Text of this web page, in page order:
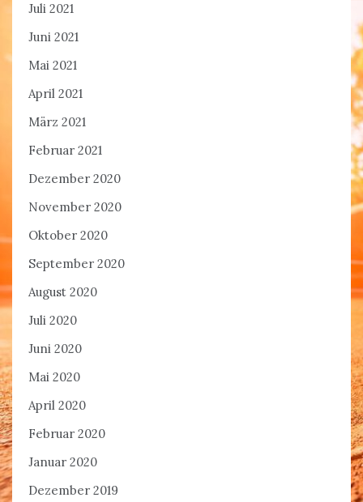
Juli 2021
Juni 2021
Mai 2021
April 2021
März 2021
Februar 2021
Dezember 2020
November 2020
Oktober 2020
September 2020
August 2020
Juli 2020
Juni 2020
Mai 2020
April 2020
Februar 2020
Januar 2020
Dezember 2019